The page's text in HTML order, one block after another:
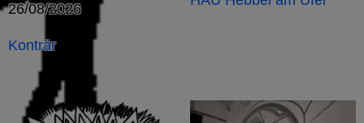
26/08/2026
Konträr